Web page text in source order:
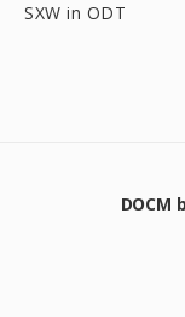
SXW in ODT
DOCM